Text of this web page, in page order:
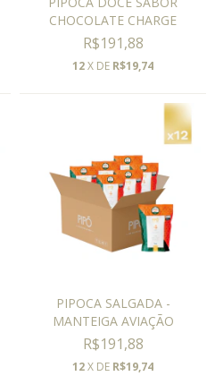
CHOCOLATE CHARGE
R$191,88
12X DE R$19,74
PIPOCA SALGADA -
MANTEIGA AVIAÇÃO
R$191,88
12X DE R$19,74